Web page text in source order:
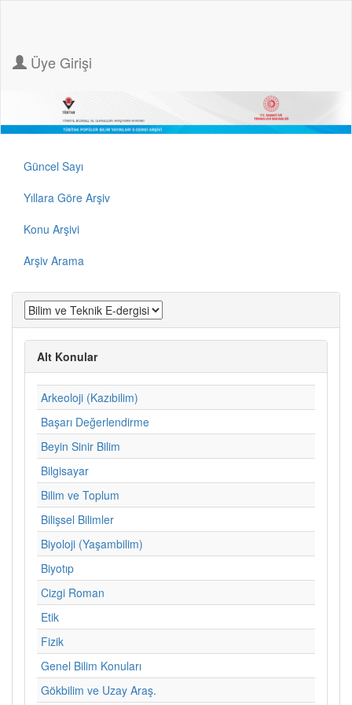
Üye Girişi
Güncel Sayı
Yıllara Göre Arşiv
Konu Arşivi
Arşiv Arama
Alt Konular
Arkeoloji (Kazıbilim)
Başarı Değerlendirme
Beyin Sinir Bilim
Bilgisayar
Bilim ve Toplum
Bilişsel Bilimler
Biyoloji (Yaşambilim)
Biyotıp
Cizgi Roman
Etik
Fizik
Genel Bilim Konuları
Gökbilim ve Uzay Araş.